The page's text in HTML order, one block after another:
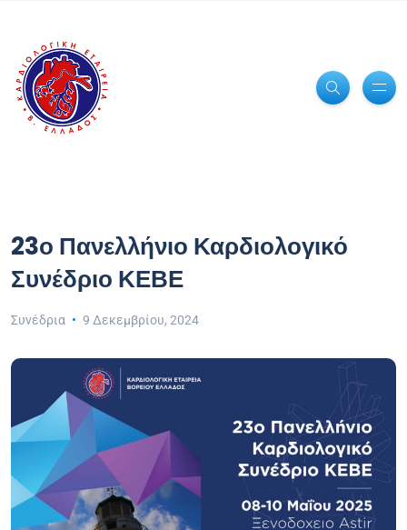
23ο Πανελλήνιο Καρδιολογικό
Συνέδριο ΚΕΒΕ
Συνέδρια 9 Δεκεμβρίου, 2024